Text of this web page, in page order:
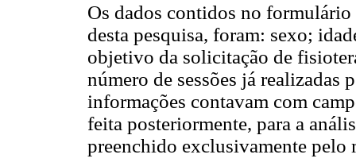
Os dados contidos no
desta pesquisa, foram: sexo;
objetivo da solicitação de
número de sessões já realizadas
informações contavam com
feita posteriormente, para a
preenchido exclusivamente pelo